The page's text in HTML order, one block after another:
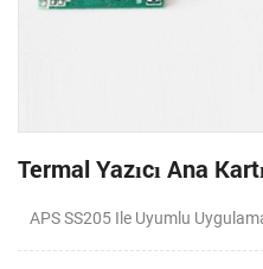
Termal Yazıcı Ana
APS SS205 Ile Uyumlu